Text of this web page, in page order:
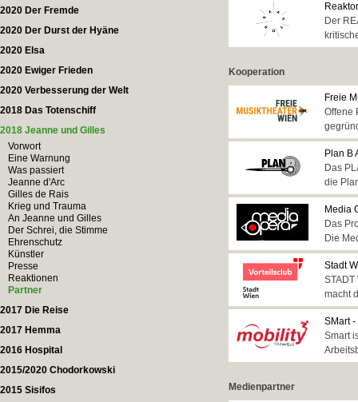
2020 Der Fremde
2020 Der Durst der Hyäne
2020 Elsa
2020 Ewiger Frieden
2020 Verbesserung der Welt
2018 Das Totenschiff
2018 Jeanne und Gilles
Vorwort
Eine Warnung
Was passiert
Jeanne d'Arc
Gilles de Rais
Krieg und Trauma
An Jeanne und Gilles
Der Schrei, die Stimme
Ehrenschutz
Künstler
Presse
Reaktionen
Partner
2017 Die Reise
2017 Hemma
2016 Hospital
2015/2020 Chodorkowski
2015 Sisifos
Der
Kooperation
Freie
Offene
Plan B
Das
die
Media
Das
Die
Stadt
macht
SMart
Smart
Medienpartner